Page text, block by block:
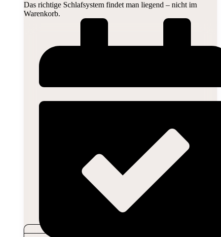
Das richtige Schlafsystem findet man liegend – nicht im
Warenkorb.